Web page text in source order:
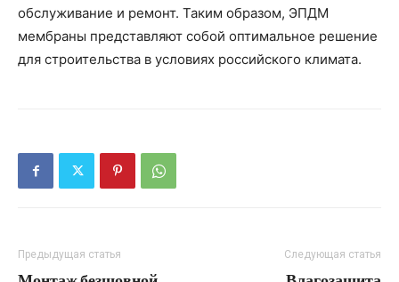
обслуживание и ремонт. Таким образом, ЭПДМ
мембраны представляют собой оптимальное решение
для строительства в условиях российского климата.
Предыдущая статья Следующая статья